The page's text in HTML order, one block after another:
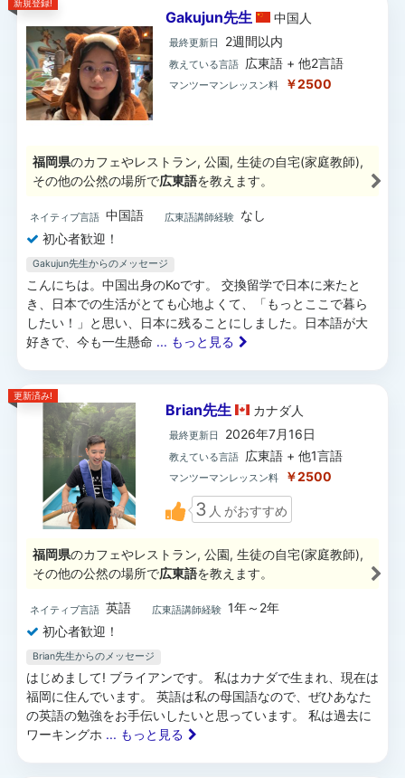
新規登録!
Gakujun先生 中国 人
最終更新日 2週間以内
教えている言語 広東語 + 他2言語
マンツーマンレッスン料 ￥2500
福岡県のカフェやレストラン, 公園, 生徒の自宅(家庭教師),
その他の公然の場所で広東語を教えます。
ネイティブ言語 中国語 広東語講師経験
なし
初心者歓迎！
Gakujun先生からのメッセージ
こんにちは。中国出身のKoです。 交換留学で日本に来たと
き、日本での生活がとても心地よくて、「もっとここで暮ら
したい！」と思い、日本に残ることにしました。日本語が大
好きで、今も一生懸命 ... もっと見る
更新済み!
Brian先生 カナダ人
最終更新日 2026年7月16日
教えている言語 広東語 + 他1言語
マンツーマンレッスン料 ￥2500
3 人 がおすすめ
福岡県のカフェやレストラン, 公園, 生徒の自宅(家庭教師),
その他の公然の場所で広東語を教えます。
ネイティブ言語 英語 広東語講師経験 1年～2年
初心者歓迎！
Brian先生からのメッセージ
はじめまして! ブライアンです。 私はカナダで生まれ、現在は
福岡に住んでいます。 英語は私の母国語なので、ぜひあなた
の英語の勉強をお手伝いしたいと思っています。 私は過去に
ワーキングホ ... もっと見る